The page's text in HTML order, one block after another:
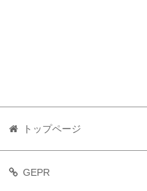
トップページ
GEPR